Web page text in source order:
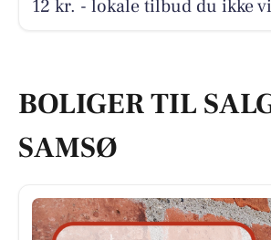
12 kr. - lokale tilbud du ikke
BOLIGER TIL
SAMSØ